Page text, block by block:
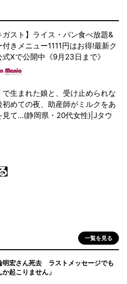
ガスト】ライス・パン食べ放題&
付きメニュー1111円はお得!最新ク
Xで公開中《9月23日まで》
で生まれた娘と、受け止められな
初めての夜、助産師がミルクをあ
見て...(静岡県・20代女性)|Jタウ
一覧を見る
明宏さん死去 ラストメッセージでも
起こりません」